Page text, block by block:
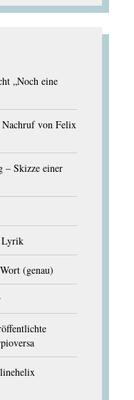
„Noch eine
von Felix
– Skizze einer
Lyrik
(genau)